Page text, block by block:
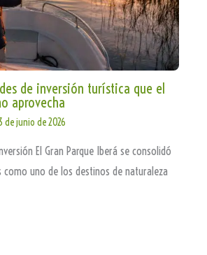
de inversión turística que el
aprovecha
de junio de 2026
El Gran Parque Iberá se consolidó
uno de los destinos de naturaleza